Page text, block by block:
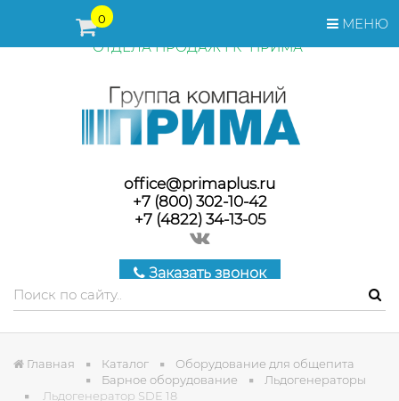
МЕНЮ
0
ПЕРЕД ОФОРМЛЕНИЕМ ЗАКАЗА, СТОИМОСТЬ И СРОКИ
ПОСТАВКИ ТОВАРА УТОЧНЯЙТЕ У МЕНЕДЖЕРОВ
ОТДЕЛА ПРОДАЖ ГК "ПРИМА"
office@primaplus.ru
+7 (800) 302-10-42
+7 (4822) 34-13-05
Заказать звонок
Главная Каталог
Оборудование для общепита
Барное оборудование
Льдогенераторы
Льдогенератор SDE 18